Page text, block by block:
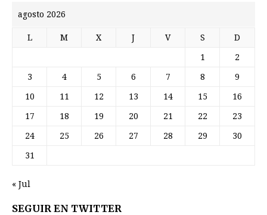
agosto 2026
L M X J V S D
1 2
3 4 5 6 7 8 9
10 11 12 13 14 15 16
17 18 19 20 21 22 23
24 25 26 27 28 29 30
31
« Jul
SEGUIR EN TWITTER